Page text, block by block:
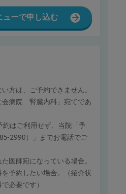
ューで申し込む
方は、ご予約できません。
会病院 腎臓内科」宛てであ
約はご利用せず、当院「予
2990）」までお電話でご
医師宛になっている場合。
を予約したい場合。（紹介状
必要です）
。
ダー上でご選択いただけま
金）、12日（月）
（月）
水）
（水）
（月）
日（木）